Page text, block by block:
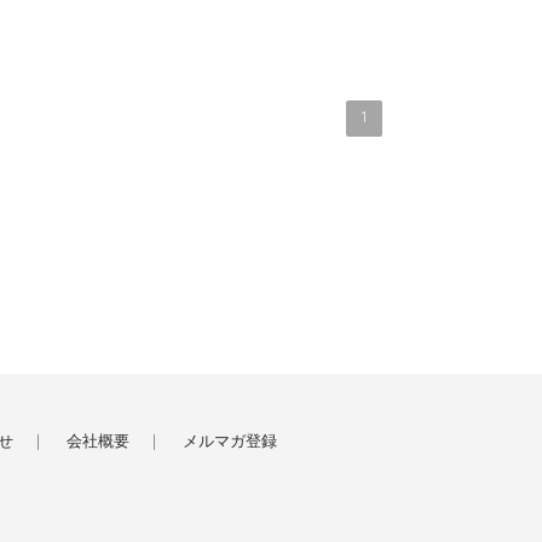
1
会社概要 メルマガ登録